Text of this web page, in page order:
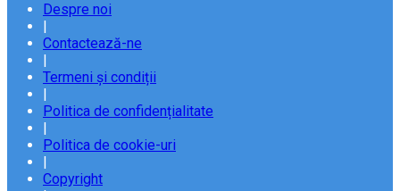
Despre noi
Contactează-ne
Termeni și condiții
Politica de confidențialitate
Politica de cookie-uri
Copyright